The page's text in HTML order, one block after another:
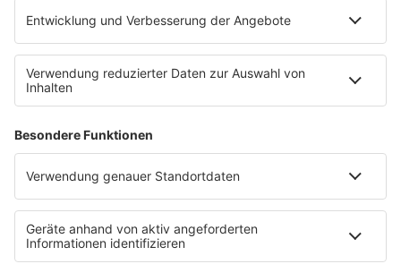
WERBUNG
Leistungen und Produkte
Ansprechpartner
RECHTLICHES
Impressum
Datenschutz
Datenschutzeinstellungen
Datenverarbeitung bei Gewinnspielen
Teilnahmebedingungen